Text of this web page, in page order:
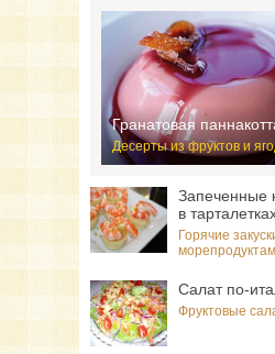
Гранатовая
Десерты из фруктов и
Запеченные
в
Горячие
Салат по-
Фруктовые